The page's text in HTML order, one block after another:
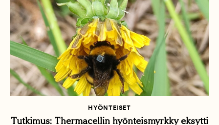
HYÖNTEISET
Tutkimus: Thermacellin hyönteismyrkky eksytti